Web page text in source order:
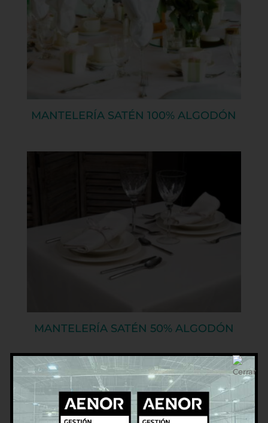
MANTELERÍA SATÉN 100% ALGODÓN
MANTELERÍA SATÉN 50% ALGODÓN